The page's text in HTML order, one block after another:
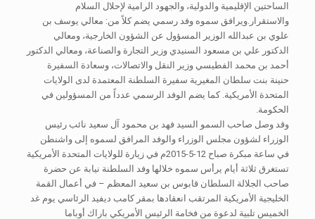
الساحتين الإقليمية والدولية، والجهود الرامية لإحلال السلام
والاستقرار.ويرافق سموه وفد رسمي يضم كلاً من: معالي يوسف بن
علوي بن عبدالله الوزير المسؤول عن الشؤون الخارجية، ومعالي
الدكتور علي بن مسعود السنيدي وزير التجارة والصناعة، ومعالي الدكتور
أحمد بن محمد الفطيسي وزير النقل والاتصالات، وسعادة السفيرة
حنينة بنت سلطان المغيرية سفيرة السلطنة المعتمدة لدى الولايات
المتحدة الأمريكية. كما يضم الوفد الرسمي عدداً من المسؤولين في
الحكومة.
وقد وصل صاحب السمو السيد فهد بن محمود آل سعيد نائب رئيس
الوزراء لشؤون مجلس الوزراء والوفد المرافق لسموه إلى واشنطن
في ساعة مبكرة صباح 12-5-2015م في زيارة للولايات المتحدة الأمريكية
تستغرق ثلاثة أيام يرأس سموه خلالها وفد السلطنة نيابة عن حضرة
صاحب الجلالة السلطان قابوس بن سعيد المعظم – في أعمال القمة
الخليجية الأمريكية المرتقب انعقادها بمقر كامب ديفيد الرئاسي يوم غد
الخميس تلبية لدعوة من فخامة الرئيس الأمريكي باراك أوباما